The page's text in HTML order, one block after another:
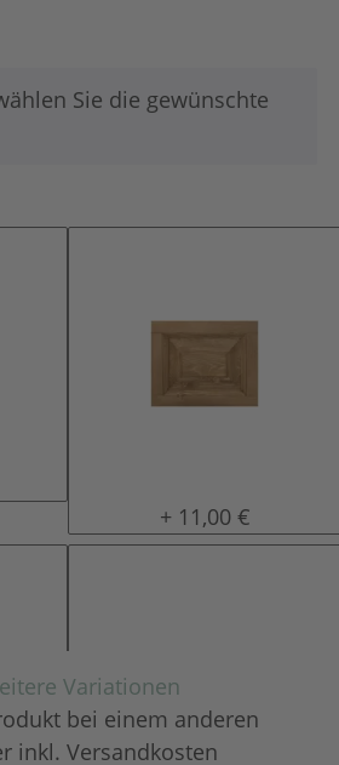
Sie die gewünschte
gewachst
+ 11,00 €
Variationen
bei einem anderen
inkl. Versandkosten